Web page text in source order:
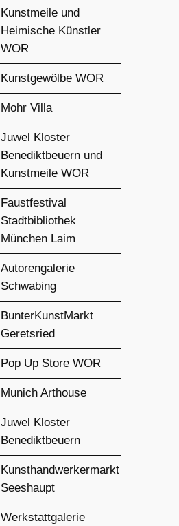
Kunstmeile und
Heimische Künstler
WOR
Kunstgewölbe WOR
Mohr Villa
Juwel Kloster
Benediktbeuern und
Kunstmeile WOR
Faustfestival
Stadtbibliothek
München Laim
Autorengalerie
Schwabing
BunterKunstMarkt
Geretsried
Pop Up Store WOR
Munich Arthouse
Juwel Kloster
Benediktbeuern
Kunsthandwerkermarkt
Seeshaupt
Werkstattgalerie